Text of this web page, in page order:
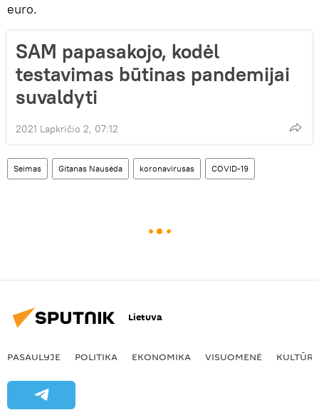
euro.
SAM papasakojo, kodėl
testavimas būtinas pandemijai
suvaldyti
2021 Lapkričio 2, 07:12
Seimas Gitanas Nausėda koronavirusas COVID-19
Lietuva
PASAULYJE POLITIKA EKONOMIKA VISUOMENĖ KULTŪRA